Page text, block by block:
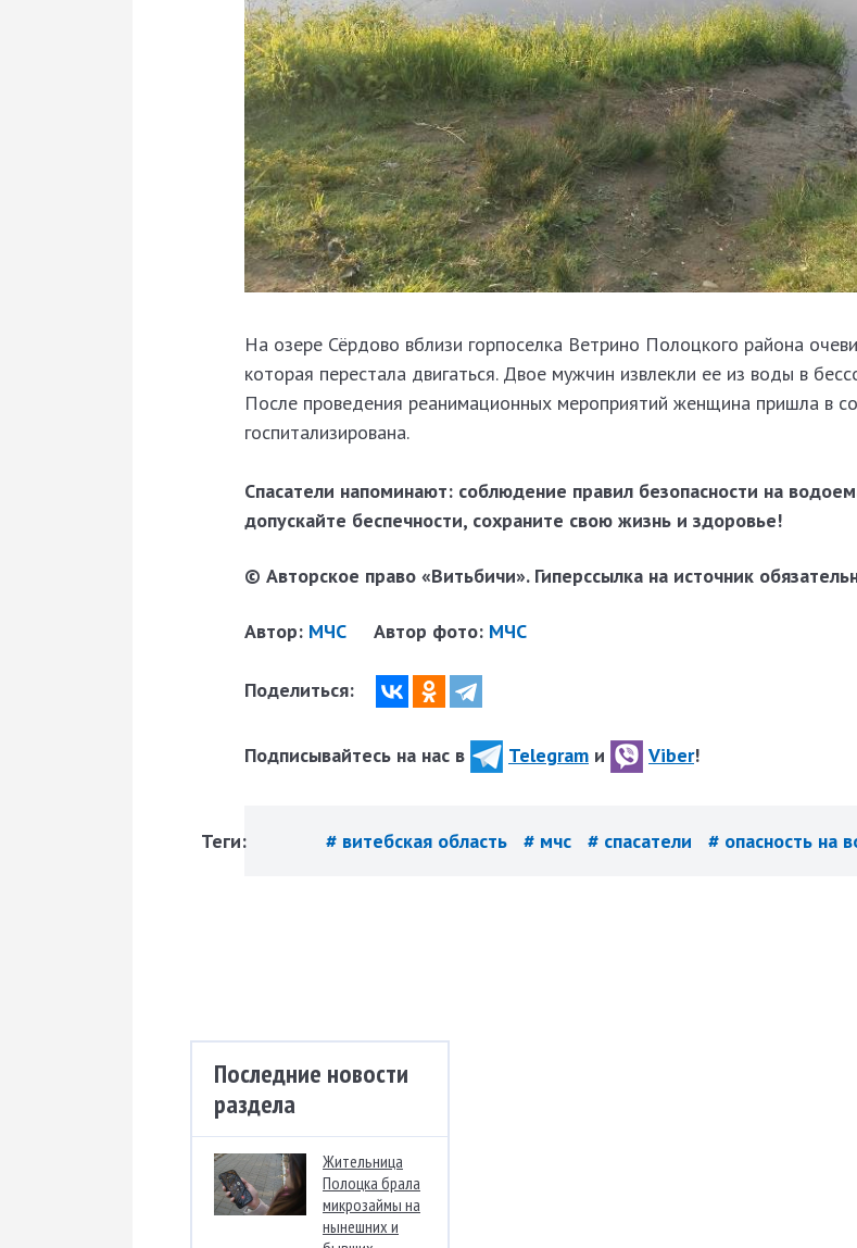
На озере Сёрдово вблизи горпоселка Ветрино Полоцкого района
которая перестала двигаться. Двое мужчин извлекли ее из воды в
После проведения реанимационных мероприятий женщина пришла в
госпитализирована.
Спасатели напоминают: соблюдение правил безопасности на
допускайте беспечности, сохраните свою жизнь и здоровье!
© Авторское право «Витьбичи». Гиперссылка на источник
Автор: МЧС Автор фото: МЧС
Поделиться:
Подписывайтесь на нас в Telegram и Viber!
Теги: # витебская область # мчс # спасатели # опасность на
Последние новости
раздела
Жительница
Полоцка брала
микрозаймы на
нынешних и